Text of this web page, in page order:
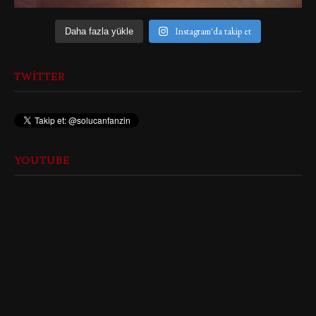
Daha fazla yükle Instagram'da takip et
TWITTER
YOUTUBE